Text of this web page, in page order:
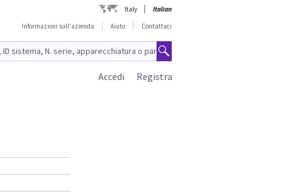
Italy
Italian
Informazioni sull'azienda
Aiuto Contattaci
Registra
Accedi